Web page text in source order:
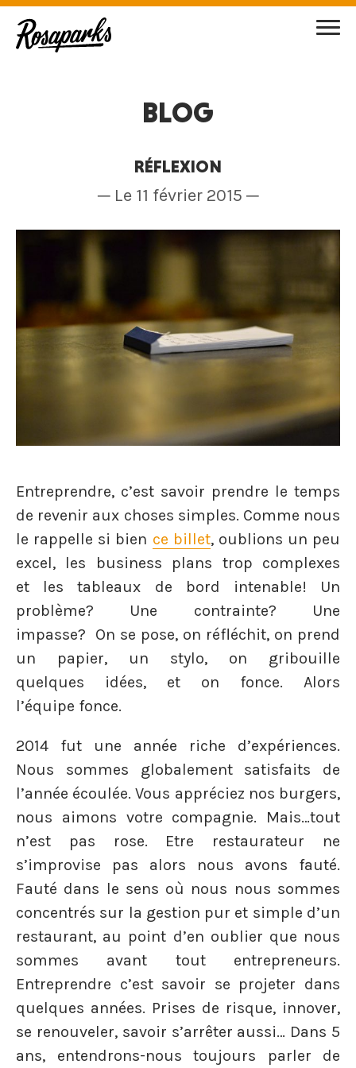
BLOG
RÉFLEXION
─ Le 11 février 2015 ─
Entreprendre, c’est savoir prendre le temps
de revenir aux choses simples. Comme nous
le rappelle si bien ce billet, oublions un peu
excel, les business plans trop complexes
et les tableaux de bord intenable! Un
problème? Une contrainte? Une
impasse? On se pose, on réfléchit, on prend
un papier, un stylo, on gribouille
quelques idées, et on fonce. Alors
l’équipe fonce.
2014 fut une année riche d’expériences.
Nous sommes globalement satisfaits de
l’année écoulée. Vous appréciez nos burgers,
nous aimons votre compagnie. Mais…tout
n’est pas rose. Etre restaurateur ne
s’improvise pas alors nous avons fauté.
Fauté dans le sens où nous nous sommes
concentrés sur la gestion pur et simple d’un
restaurant, au point d’en oublier que nous
sommes avant tout entrepreneurs.
Entreprendre c’est savoir se projeter dans
quelques années. Prises de risque, innover,
se renouveler, savoir s’arrêter aussi… Dans 5
ans, entendrons-nous toujours parler de